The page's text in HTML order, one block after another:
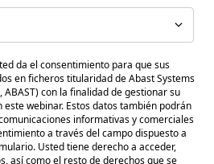
da el consentimiento para que sus
en ficheros titularidad de Abast Systems
ABAST) con la finalidad de gestionar su
webinar. Estos datos también podrán
informativas y comerciales
a través del campo dispuesto a
Usted tiene derecho a acceder,
así como el resto de derechos que se